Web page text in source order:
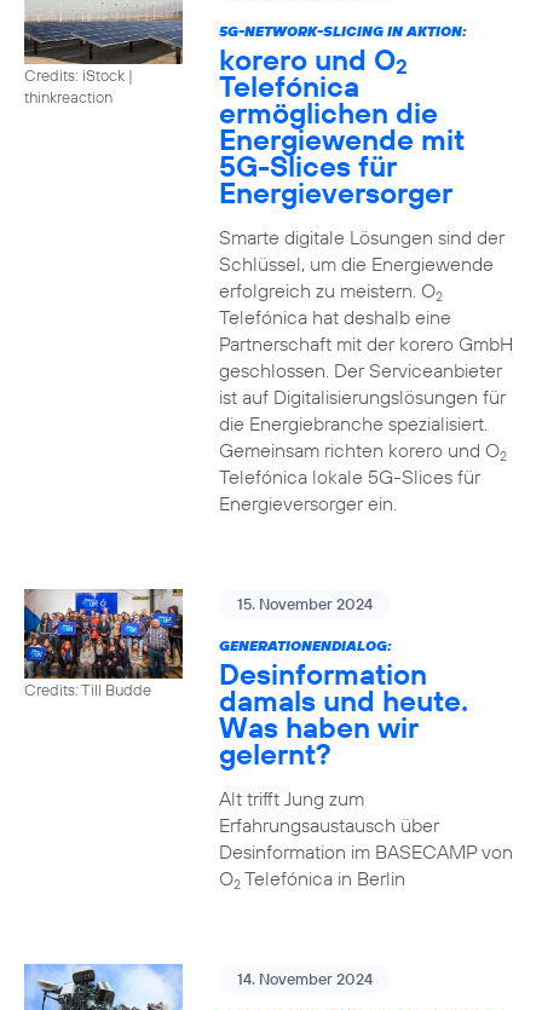
Credits: iStock |
thinkreaction
5G-NETWORK-SLICING IN AKTION:
korero und O2
Telefónica
ermöglichen die
Energiewende mit
5G-Slices für
Energieversorger
Smarte digitale Lösungen sind der
Schlüssel, um die Energiewende
erfolgreich zu meistern. O2
Telefónica hat deshalb eine
Partnerschaft mit der korero GmbH
geschlossen. Der Serviceanbieter
ist auf Digitalisierungslösungen für
die Energiebranche spezialisiert.
Gemeinsam richten korero und O2
Telefónica lokale 5G-Slices für
Energieversorger ein.
Credits: Till Budde
15. November 2024
GENERATIONENDIALOG:
Desinformation
damals und heute.
Was haben wir
gelernt?
Alt trifft Jung zum
Erfahrungsaustausch über
Desinformation im BASECAMP von
O2Telefónica in Berlin
14. November 2024